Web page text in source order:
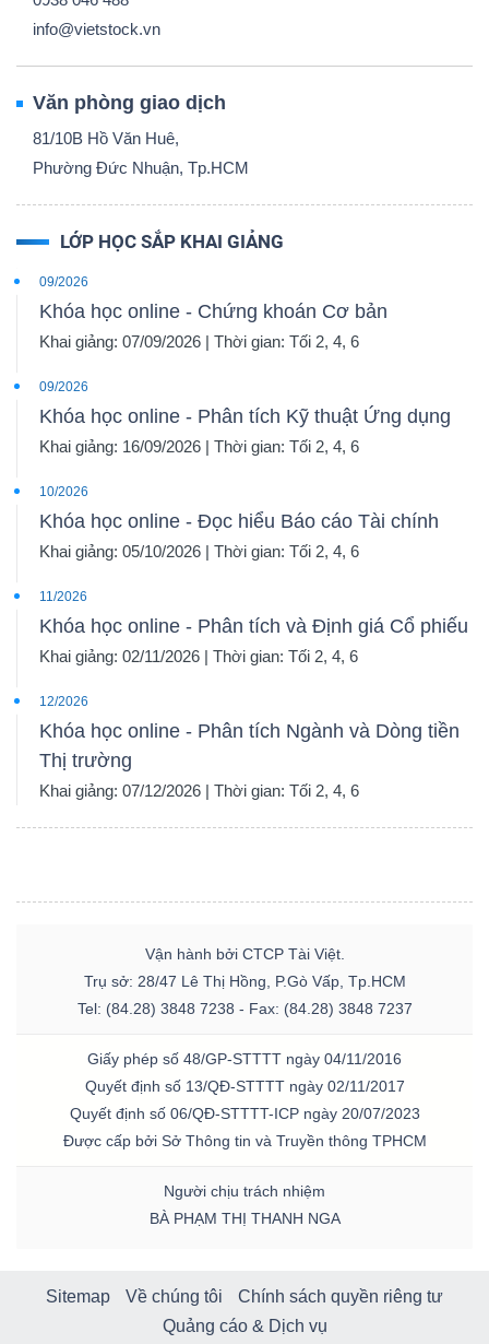
info@vietstock.vn
Văn phòng giao dịch
81/10B Hồ Văn Huê,
Phường Đức Nhuận, Tp.HCM
LỚP HỌC SẮP KHAI GIẢNG
09/2026
Khóa học online - Chứng khoán Cơ bản
Khai giảng: 07/09/2026 | Thời gian: Tối 2, 4, 6
09/2026
Khóa học online - Phân tích Kỹ thuật Ứng dụng
Khai giảng: 16/09/2026 | Thời gian: Tối 2, 4, 6
10/2026
Khóa học online - Đọc hiểu Báo cáo Tài chính
Khai giảng: 05/10/2026 | Thời gian: Tối 2, 4, 6
11/2026
Khóa học online - Phân tích và Định giá Cổ phiếu
Khai giảng: 02/11/2026 | Thời gian: Tối 2, 4, 6
12/2026
Khóa học online - Phân tích Ngành và Dòng tiền
Thị trường
Khai giảng: 07/12/2026 | Thời gian: Tối 2, 4, 6
Vận hành bởi CTCP Tài Việt.
Trụ sở: 28/47 Lê Thị Hồng, P.Gò Vấp, Tp.HCM
Tel: (84.28) 3848 7238 - Fax: (84.28) 3848 7237
Giấy phép số 48/GP-STTTT ngày 04/11/2016
Quyết định số 13/QĐ-STTTT ngày 02/11/2017
Quyết định số 06/QĐ-STTTT-ICP ngày 20/07/2023
Được cấp bởi Sở Thông tin và Truyền thông TPHCM
Người chịu trách nhiệm
BÀ PHẠM THỊ THANH NGA
Sitemap Về chúng tôi
Chính sách quyền riêng tư
Quảng cáo & Dịch vụ